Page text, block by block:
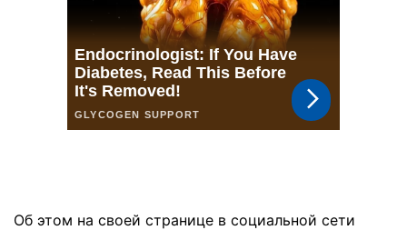
Об этом на своей странице в социальной сети